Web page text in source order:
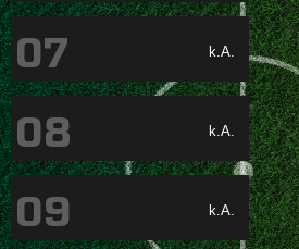
k.A.
07
k.A.
08
k.A.
09